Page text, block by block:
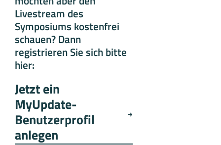
Livestream des
Symposiums kostenfrei
schauen? Dann
registrieren Sie sich bitte
hier:
Jetzt ein
MyUpdate-
Benutzerprofil
anlegen